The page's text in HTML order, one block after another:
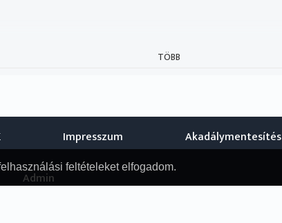
TÖBB
Impresszum Akadálymentesítés
Admin
feltételeket elfogadom.